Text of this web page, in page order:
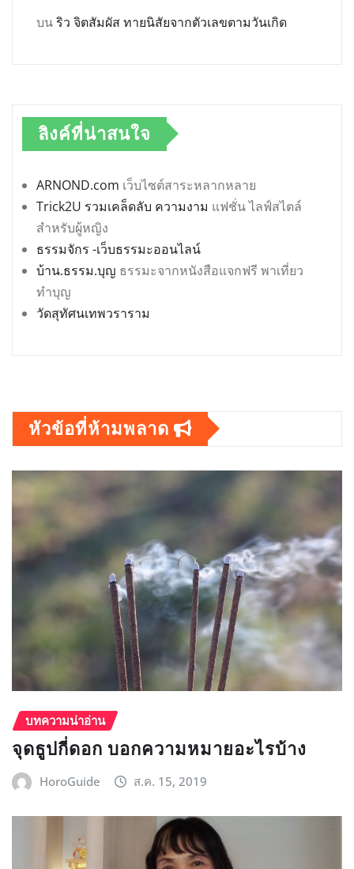
บนริว จิตสัมผัส ทายนิสัยจากตัวเลขตามวันเกิด
ลิงค์ที่น่าสนใจ
ARNOND.com เว็บไซต์สาระหลากหลาย
Trick2U รวมเคล็ดลับ ความงาม แฟชั่น ไลฟ์สไตล์
สำหรับผู้หญิง
ธรรมจักร -เว็บธรรมะออนไลน์
บ้าน.ธรรม.บุญ ธรรมะจากหนังสือแจกฟรี พาเที่ยว
ทำบุญ
วัดสุทัศนเทพวราราม
หัวข้อที่ห้ามพลาด
บทความน่าอ่าน
จุดธูปกี่ดอก บอกความหมายอะไรบ้าง
HoroGuide ส.ค. 15, 2019